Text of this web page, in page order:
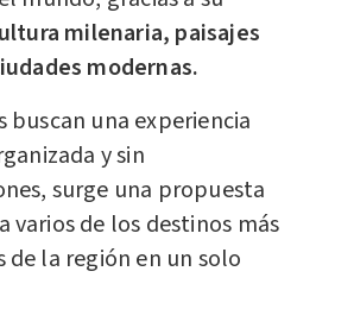
milenaria, paisajes
modernas.
buscan una experiencia
y sin
surge una propuesta
varios de los destinos más
la región en un solo